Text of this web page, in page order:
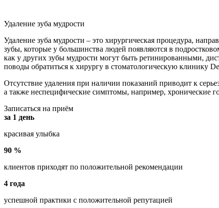
Удаление зуба мудрости
Удаление зуба мудрости – это хирургическая процедура,
зубы, которые у большинства людей появляются в
как у других зубы мудрости могут быть ретинированными,
поводы обратиться к хирургу в стоматологическую клинику
Отсутствие удаления при наличии показаний приводит к
а также неспецифические симптомы, например, хронические
Записаться на приём
за 1 день
красивая улыбка
90 %
клиентов приходят по положительной рекомендации
4 года
успешной практики с положительной репутацией